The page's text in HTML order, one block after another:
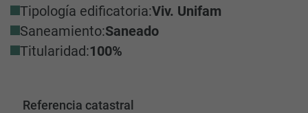
Tipología edificatoria:Viv. Unifam
Saneamiento:Saneado
Titularidad:100%
Referencia catastral